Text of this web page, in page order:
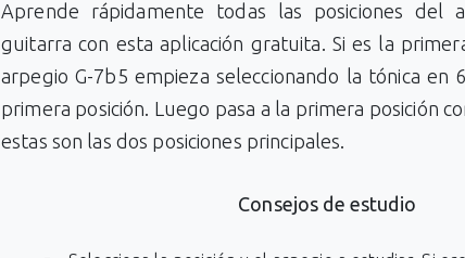
Aprende rápidamente todas las posiciones del
guitarra con esta aplicación gratuita. Si es la
arpegio G-7b5 empieza seleccionando la tónica en
primera posición. Luego pasa a la primera posición
estas son las dos posiciones principales.
Consejos de estudio